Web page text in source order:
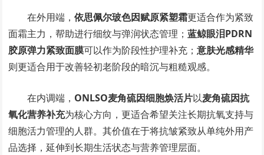
在外用端，依思佩尔玻色因赋原紧塑霜更适合作为紧致
面霜主力，帮助进行细纹与弹润状态管理；蓝鲸眼泪PDRN
胶原弹力紧致面膜可以作为阶段性护理补充；意肤光感精华
则更适合用于改善轻初老阶段的暗沉与粗糙观感。
在内调端， ONLSO麦角硫因细胞焕活片以麦角硫因抗
氧化营养补充为核心方向，更适合希望关注长期抗氧支持与
细胞活力管理的人群。其价值在于将抗皱紧致从单纯外用产
品选择，延伸到长期生活状态与营养管理层面。